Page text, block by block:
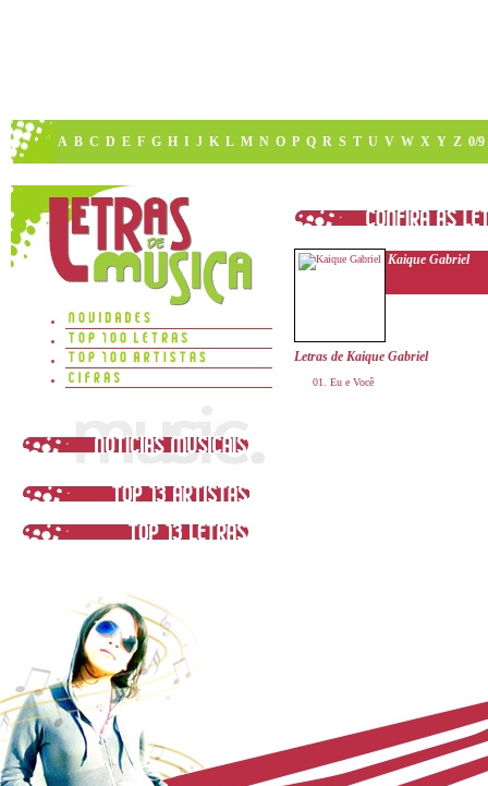
A B C D E F G H I J K L M N O P Q R S T U V W X Y Z 0/9
Kaique Gabriel
Letras de Kaique Gabriel
Eu e Você